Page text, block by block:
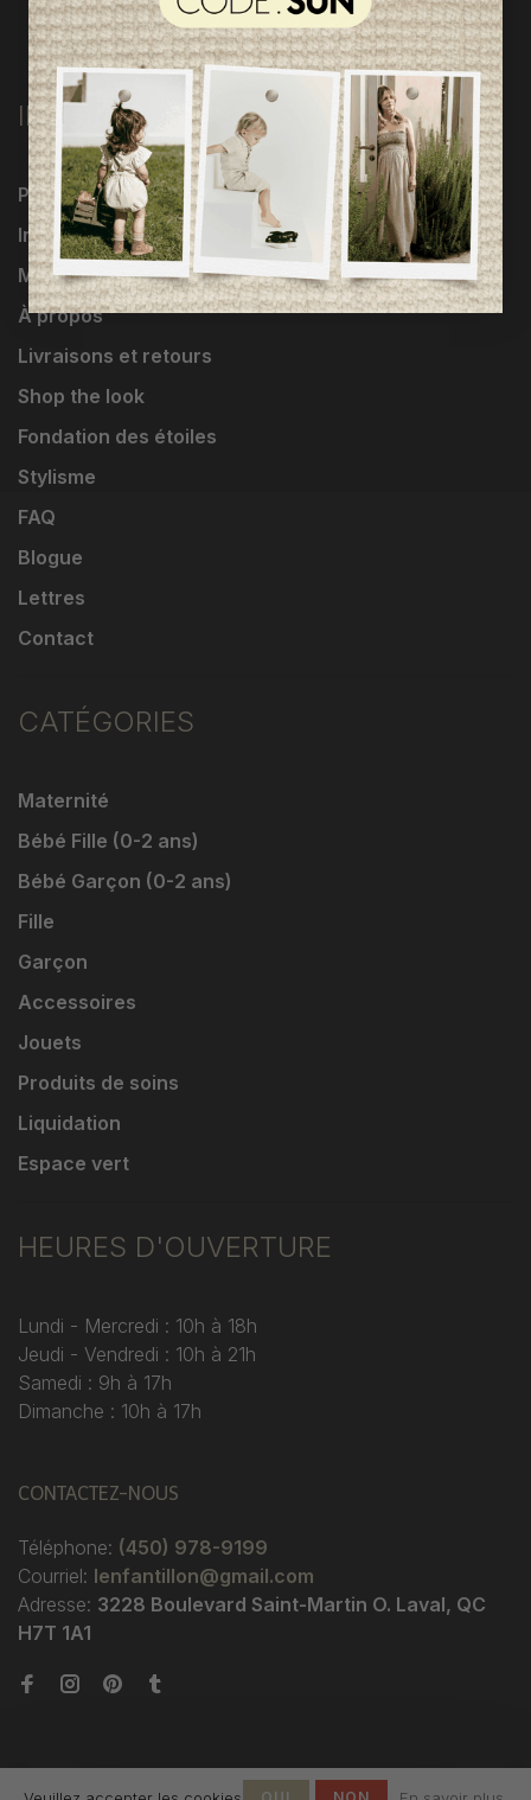
INFORMATIONS
Programme Loyauté
Influenceuses
Marques
À propos
Livraisons et retours
Shop the look
Fondation des étoiles
Stylisme
FAQ
Blogue
Lettres
Contact
CATÉGORIES
Maternité
Bébé Fille (0-2 ans)
Bébé Garçon (0-2 ans)
Fille
Garçon
Accessoires
Jouets
Produits de soins
Liquidation
Espace vert
HEURES D'OUVERTURE
Lundi - Mercredi : 10h à 18h
Jeudi - Vendredi : 10h à 21h
Samedi : 9h à 17h
Dimanche : 10h à 17h
CONTACTEZ-NOUS
Téléphone: (450) 978-9199
Courriel: lenfantillon@gmail.com
Adresse: 3228 Boulevard Saint-Martin O. Laval, QC
H7T 1A1